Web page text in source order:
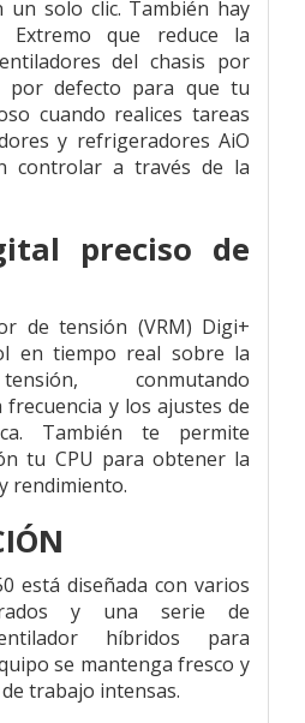
un solo clic. También hay
Extremo que reduce la
del chasis por
por defecto para que tu
cuando realices tareas
y refrigeradores AiO
controlar a través de la
preciso de
de tensión (VRM) Digi+
en tiempo real sobre la
conmutando
y los ajustes de
También te permite
tu CPU para obtener la
rendimiento.
está diseñada con varios
y una serie de
híbridos para
se mantenga fresco y
trabajo intensas.